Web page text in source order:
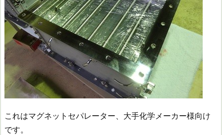
これはマグネットセパレーター、大手化学メーカー様向け
です。